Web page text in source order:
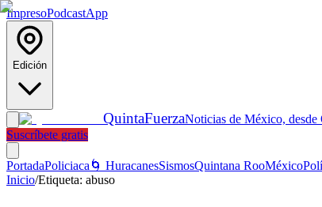
ImpresoPodcastApp
Edición
QuintaFuerzaNoticias de México, desde
Suscríbete gratis
PortadaPoliciaca 🌀 HuracanesSismosQuintana RooMéxico
Inicio/Etiqueta: abuso